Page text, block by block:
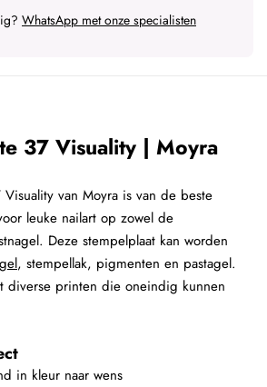
WhatsApp met onze specialisten
37 Visuality | Moyra
van Moyra is van de beste
leuke nailart op zowel de
Deze stempelplaat kan worden
, stempellak, pigmenten en pastagel.
diverse printen die oneindig kunnen
in kleur naar wens